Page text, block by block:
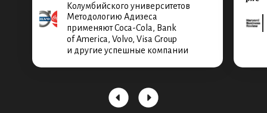
Колумбийского университетов
Методологию Адизеса
применяют Coca-Cola, Bank
of America, Volvo, Visa Group
и другие успешные компании